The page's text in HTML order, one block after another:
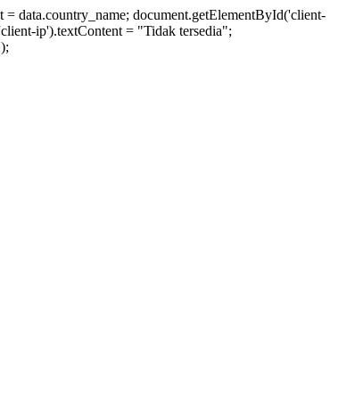
data.country_name; document.getElementById('client-
ip').textContent = "Tidak tersedia";